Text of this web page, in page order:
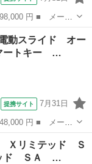
ド名： Ｇ バッ
ソナー レーンア
動スライド オー
ートキー …
提携サイト 7月31日
ド名： Ｇ 片側
キー 走行無制限
Ｘリミテッド Ｓ
ド ＳＡ …